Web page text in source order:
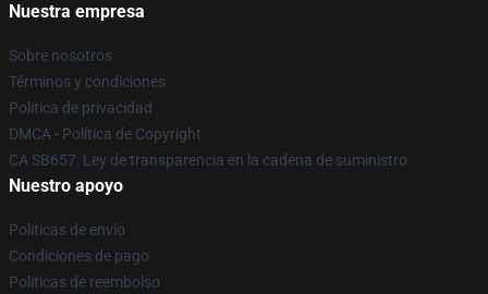
Nuestra empresa
Sobre nosotros
Términos y condiciones
Política de privacidad
DMCA - Política de Copyright
CA SB657: Ley de transparencia en la cadena de suministro
Nuestro apoyo
Políticas de envío
Condiciones de pago
Políticas de reembolso